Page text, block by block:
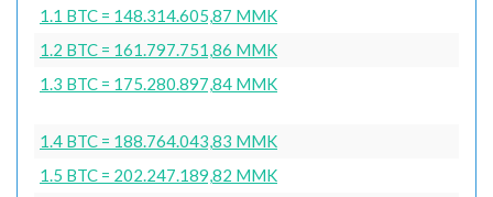
1.1 BTC = 148.314.605,87 MMK
1.2 BTC = 161.797.751,86 MMK
1.3 BTC = 175.280.897,84 MMK
1.4 BTC = 188.764.043,83 MMK
1.5 BTC = 202.247.189,82 MMK